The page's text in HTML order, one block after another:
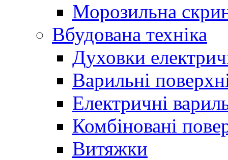
Морозильна
Вбудована техніка
Духовки
Варильні
Електричні
Комбіновані
Витяжки